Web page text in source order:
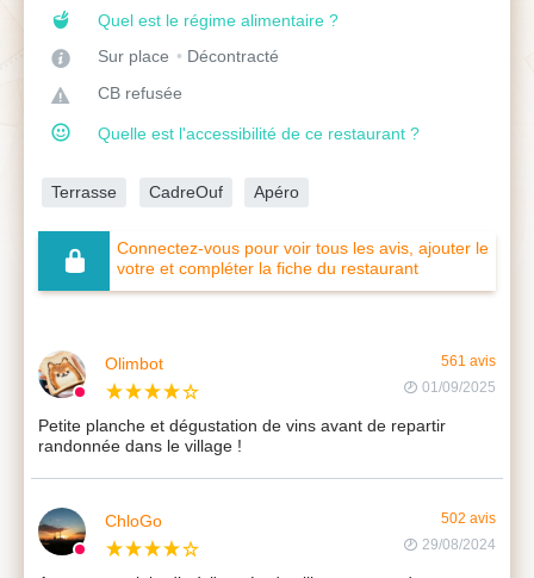
Quel est le régime alimentaire ?
Sur place
Décontracté
CB refusée
Quelle est l'accessibilité de ce restaurant ?
Terrasse CadreOuf Apéro
Connectez-vous pour voir tous les avis, ajouter le
votre et compléter la fiche du restaurant
Olimbot
561 avis
01/09/2025
Petite planche et dégustation de vins avant de repartir
randonnée dans le village !
ChloGo
502 avis
29/08/2024